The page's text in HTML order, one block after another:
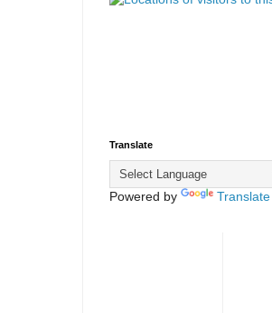
Translate
Powered by Translate